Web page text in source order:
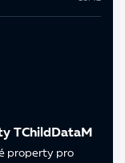
TChildDataM
property pro